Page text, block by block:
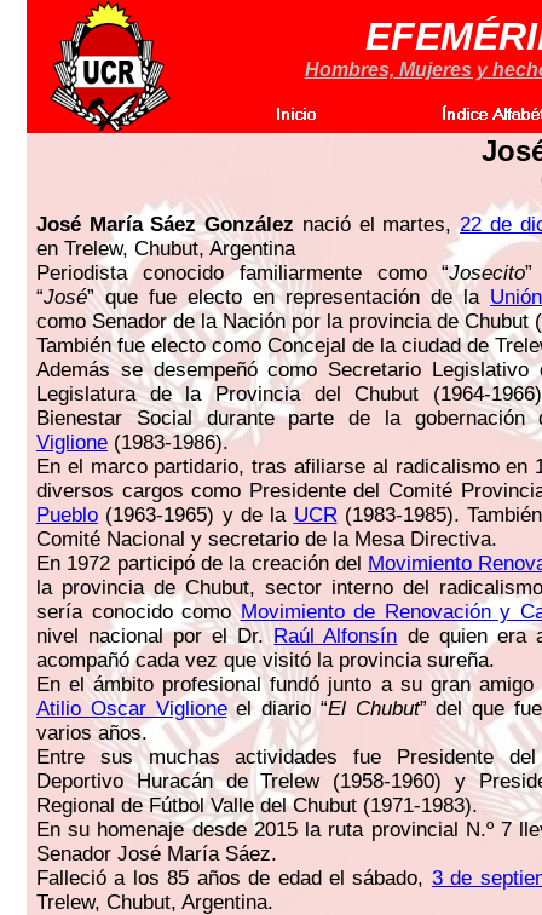
Hombres, Mujeres y
José María Sáez González nació el martes,22 de
en Trelew, Chubut, Argentina
Periodista conocido familiarmente como “Josecito”
“José” que fue electo en representación de la
como Senador de la Nación por la provincia de Chubut
También fue electo como Concejal de la ciudad de
Además se desempeñó como Secretario Legislativo
Legislatura de la Provincia del Chubut (1964-
Bienestar Social durante parte de la
Viglione (1983-1986).
En el marco partidario, tras afiliarse al radicalismo en
diversos cargos como Presidente del Comité
Pueblo (1963-1965) y de la UCR(1983-1985).
Comité Nacional y secretario de la Mesa Directiva.
En 1972 participó de la creación del Movimiento
la provincia de Chubut, sector interno del
sería conocido comoMovimiento de Renovación y
nivel nacional por el Dr.Raúl Alfonsín de quien era
acompañó cada vez que visitó la provincia sureña.
En el ámbito profesional fundó junto a su gran amigo
Atilio Oscar Viglioneel diario “El Chubut” del que
varios años.
Entre sus muchas actividades fue Presidente
Deportivo Huracán de Trelew (1958-1960) y
Regional de Fútbol Valle del Chubut (1971-1983).
En su homenaje desde 2015 la ruta provincial N.º 7
Senador José María Sáez.
Falleció a los 85 años de edad el sábado, 3 de
Trelew, Chubut, Argentina.